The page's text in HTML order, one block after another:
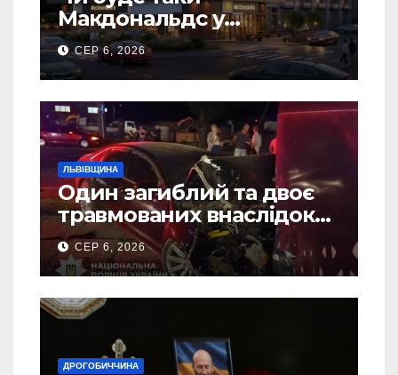
Макдональдс у
Дрогобичі? (Фото)
СЕР 6, 2026
ЛЬВІВЩИНА
Один загиблий та двоє
травмованих внаслідок
ДТП на Самбірщині
СЕР 6, 2026
ДРОГОБИЧЧИНА